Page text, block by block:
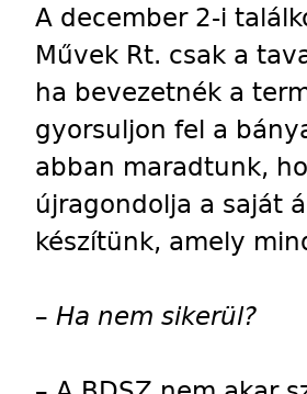
A december 2-i
Művek Rt. csak a
ha bevezetnék a
gyorsuljon fel a
abban maradtunk,
újragondolja a saját
készítünk, amely
– Ha nem sikerül?